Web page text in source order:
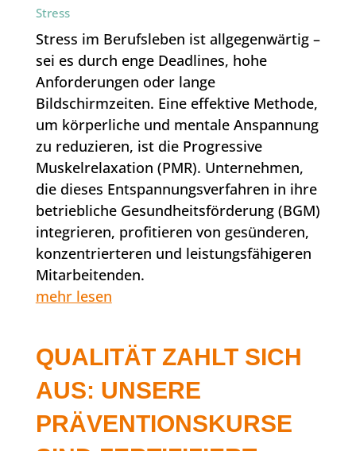
Stress
Stress im Berufsleben ist allgegenwärtig –
sei es durch enge Deadlines, hohe
Anforderungen oder lange
Bildschirmzeiten. Eine effektive Methode,
um körperliche und mentale Anspannung
zu reduzieren, ist die Progressive
Muskelrelaxation (PMR). Unternehmen,
die dieses Entspannungsverfahren in ihre
betriebliche Gesundheitsförderung (BGM)
integrieren, profitieren von gesünderen,
konzentrierteren und leistungsfähigeren
Mitarbeitenden.
mehr lesen
QUALITÄT ZAHLT SICH
AUS: UNSERE
PRÄVENTIONSKURSE